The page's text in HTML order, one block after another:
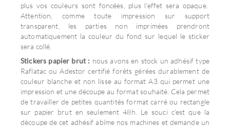
plus vos couleurs sont foncées, plus l’effet sera opaque.
Attention, comme toute impression sur support
transparent, les parties non imprimées prendront
automatiquement la couleur du fond sur lequel le sticker
sera collé.
Stickers papier brut : nous avons en stock un adhésif type
Raflatac ou Adestor certifié forêts gérées durablement de
couleur blanche et non lisse au format A3 qui permet une
impression et une découpe au format souhaité. Cela permet
de travailler de petites quantités format carré ou rectangle
sur papier brut en seulement 48h. Le souci c’est que la
découpe de cet adhésif abîme nos machines et demande un